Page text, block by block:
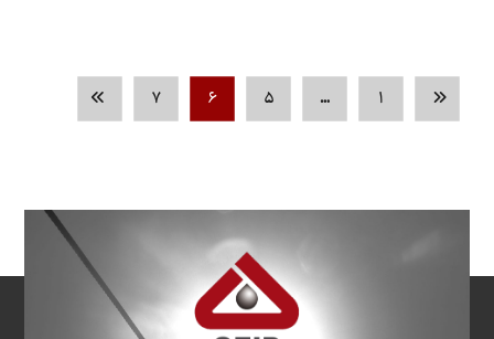
۱ … ۵ ۶ ۷